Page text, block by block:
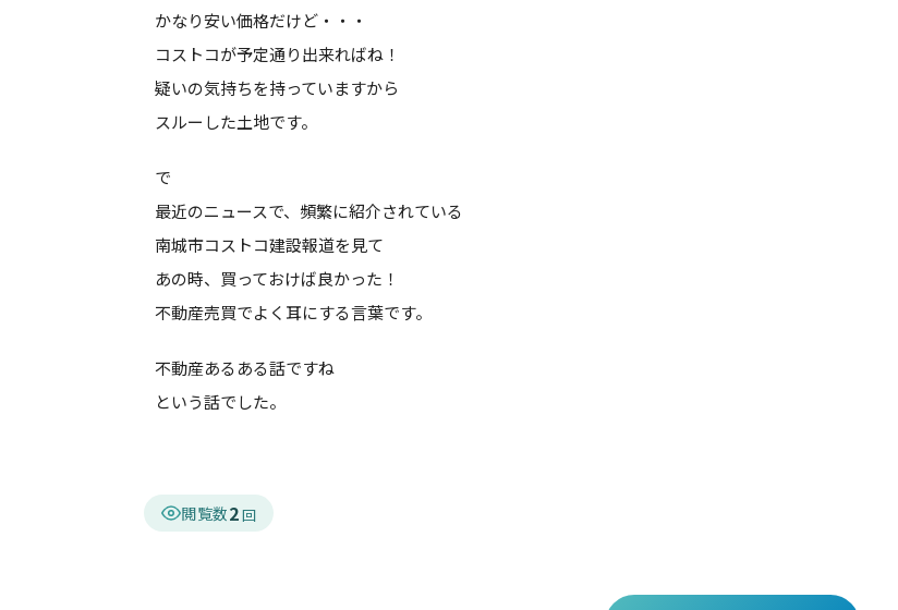
かなり安い価格だけど・・・
コストコが予定通り出来ればね！
疑いの気持ちを持っていますから
スルーした土地です。
で
最近のニュースで、頻繁に紹介されている
南城市コストコ建設報道を見て
あの時、買っておけば良かった！
不動産売買でよく耳にする言葉です。
不動産あるある話ですね
という話でした。
閲覧数2